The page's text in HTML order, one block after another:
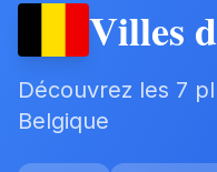
Villes
Découvrez les 7
Belgique